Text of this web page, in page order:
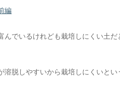
編
んでいるけれども栽培しにくい土
脱しやすいから栽培しにくいとい